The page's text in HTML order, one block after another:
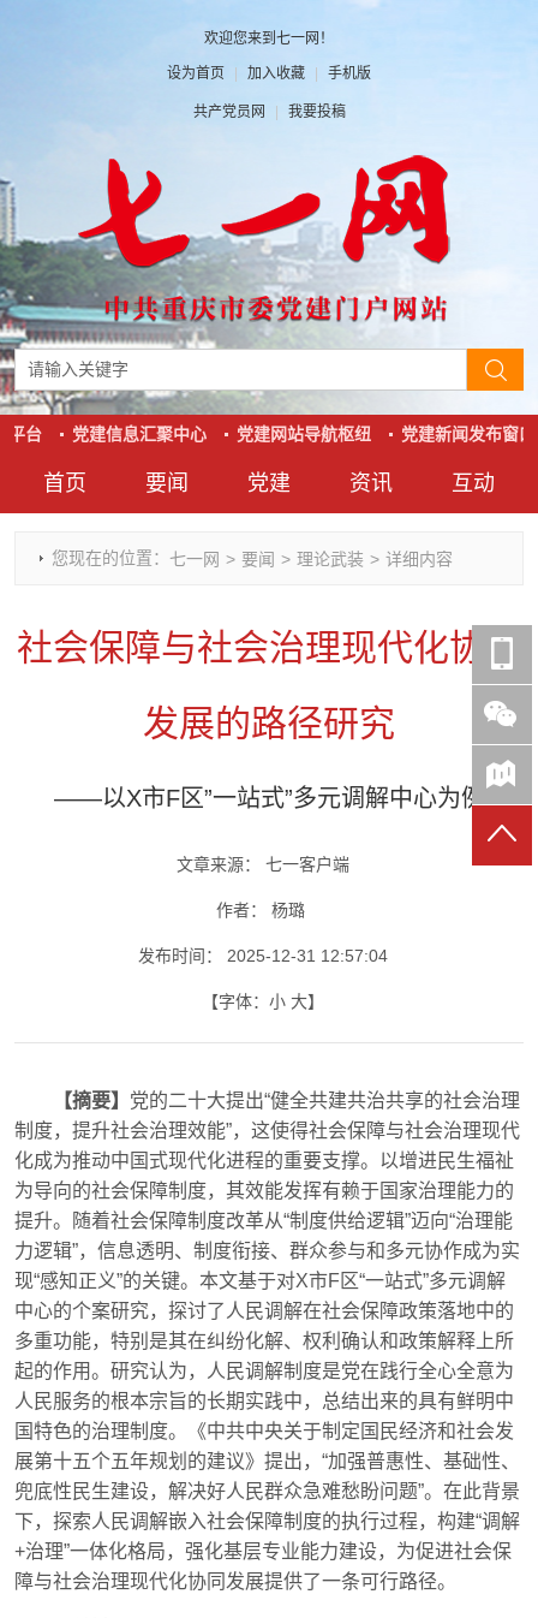
欢迎您来到七一网！
设为首页 | 加入收藏 | 手机版
共产党员网 | 我要投稿
首页 要闻
时政要闻
干部任免
七一视角
党建
党建动态
人才工作
作风建设
资讯
热点关注
党刊好文
党史参阅
互动
红岩评论
七一文学
七一号
台 党建信息汇聚中心 党建网站导航枢纽 党建新闻发布窗口
您现在的位置： 七一网 > 要闻 > 理论武装 > 详细内容
社会保障与社会治理现代化协同
发展的路径研究
——以X市F区”一站式”多元调解中心为例
文章来源： 七一客户端
作者： 杨璐
发布时间： 2025-12-31 12:57:04
【字体： 小 大】
【摘要】 党的二十大提出“健全共建共治共享的社会治理
制度，提升社会治理效能”，这使得社会保障与社会治理现代
化成为推动中国式现代化进程的重要支撑。以增进民生福祉
为导向的社会保障制度，其效能发挥有赖于国家治理能力的
提升。随着社会保障制度改革从“制度供给逻辑”迈向“治理能
力逻辑”，信息透明、制度衔接、群众参与和多元协作成为实
现“感知正义”的关键。本文基于对X市F区“一站式”多元调解
中心的个案研究，探讨了人民调解在社会保障政策落地中的
多重功能，特别是其在纠纷化解、权利确认和政策解释上所
起的作用。研究认为，人民调解制度是党在践行全心全意为
人民服务的根本宗旨的长期实践中，总结出来的具有鲜明中
国特色的治理制度。《中共中央关于制定国民经济和社会发
展第十五个五年规划的建议》提出，“加强普惠性、基础性、
兜底性民生建设，解决好人民群众急难愁盼问题”。在此背景
下，探索人民调解嵌入社会保障制度的执行过程，构建“调解
+治理”一体化格局，强化基层专业能力建设，为促进社会保
障与社会治理现代化协同发展提供了一条可行路径。